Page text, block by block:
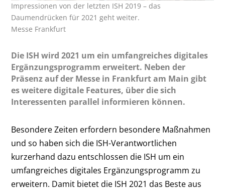
Impressionen von der letzten ISH 2019 – das
Daumendrücken für 2021 geht weiter.
Messe Frankfurt
Die ISH wird 2021 um ein umfangreiches digitales
Ergänzungsprogramm erweitert. Neben der
Präsenz auf der Messe in Frankfurt am Main gibt
es weitere digitale Features, über die sich
Interessenten parallel informieren können.
Besondere Zeiten erfordern besondere Maßnahmen
und so haben sich die ISH-Verantwortlichen
kurzerhand dazu entschlossen die ISH um ein
umfangreiches digitales Ergänzungsprogramm zu
erweitern. Damit bietet die ISH 2021 das Beste aus